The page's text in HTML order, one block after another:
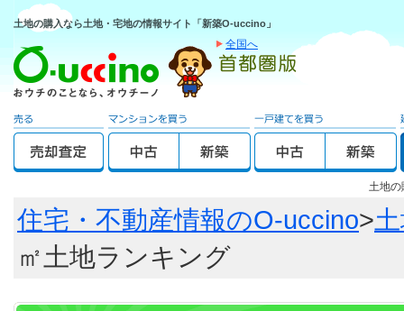
土地の購入なら土地・宅地の情報サイト「新築O-uccino」
全国へ
土地
住宅・不動産情報のO-uccino>
㎡土地ランキング